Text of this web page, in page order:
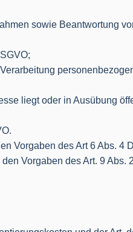
sowie Beantwortung
liegt oder in Ausübung
Vorgaben des Art 6 Abs. 4
Vorgaben des Art. 9 Abs.